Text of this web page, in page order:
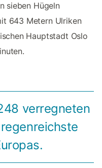
sieben Hügeln
643 Metern Ulriken
Hauptstadt Oslo
verregneten